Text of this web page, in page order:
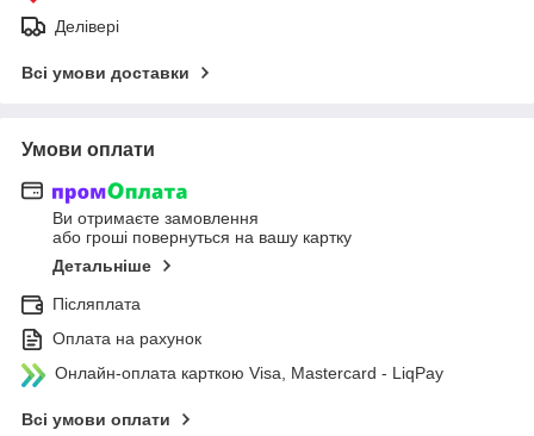
Делівері
Всі умови доставки
Умови оплати
Ви отримаєте замовлення
або гроші повернуться на вашу картку
Детальніше
Післяплата
Оплата на рахунок
Онлайн-оплата карткою Visa, Mastercard - LiqPay
Всі умови оплати